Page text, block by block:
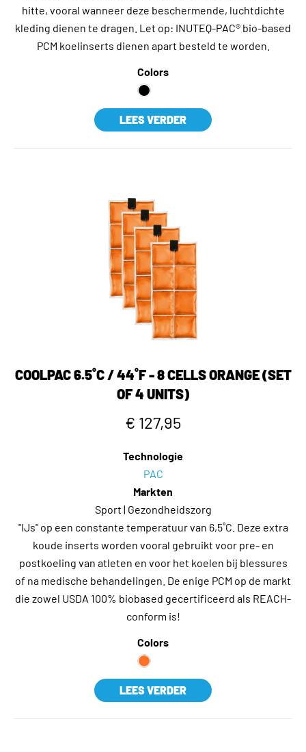
hitte, vooral wanneer deze beschermende, luchtdichte
kleding dienen te dragen. Let op: INUTEQ-PAC® bio-based
PCM koelinserts dienen apart besteld te worden.
Colors
LEES VERDER
COOLPAC 6.5˚C / 44˚F - 8 CELLS ORANGE (SET
OF 4 UNITS)
€ 127,95
Technologie
PAC
Markten
Sport | Gezondheidszorg
"IJs" op een constante temperatuur van 6,5˚C. Deze extra
koude inserts worden vooral gebruikt voor pre- en
postkoeling van atleten en voor het koelen bij blessures
of na medische behandelingen. De enige PCM op de markt
die zowel USDA 100% biobased gecertificeerd als REACH-
conform is!
Colors
LEES VERDER